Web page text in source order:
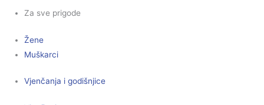
Za sve prigode
Žene
Muškarci
Vjenčanja i godišnjice